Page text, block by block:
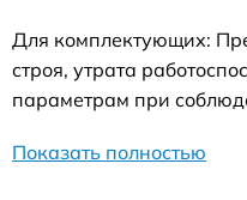
Для комплектующих:
строя, утрата
параметрам при
Показать полностью